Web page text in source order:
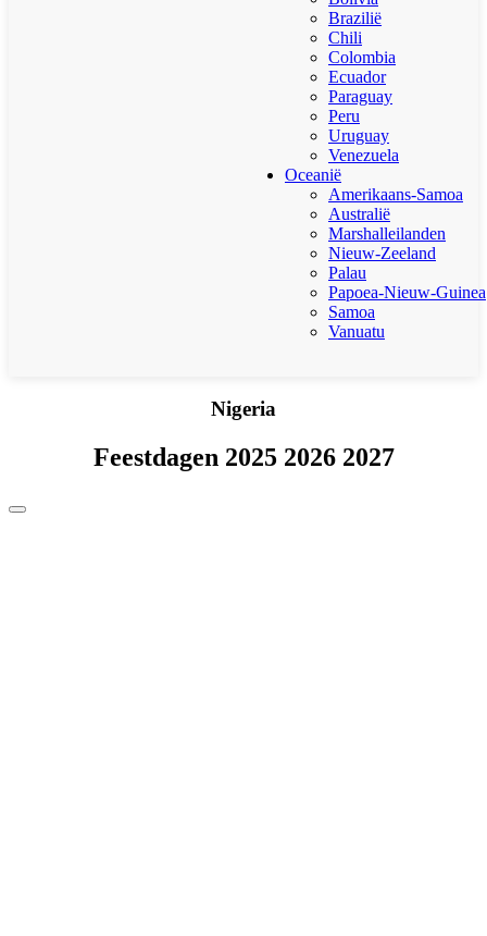
Brazilië
Chili
Colombia
Ecuador
Paraguay
Peru
Uruguay
Venezuela
Oceanië
Amerikaans-Samoa
Australië
Marshalleilanden
Nieuw-Zeeland
Palau
Papoea-Nieuw-Guinea
Samoa
Vanuatu
Nigeria
Feestdagen 2025 2026 2027